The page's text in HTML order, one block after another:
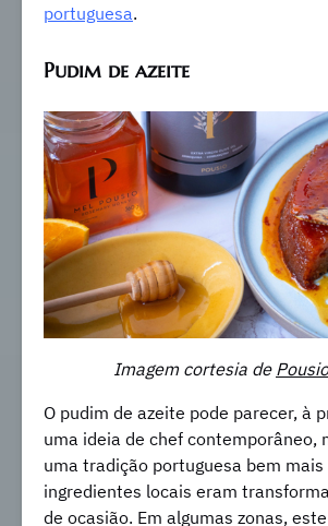
portuguesa.
Pudim de azeite
Imagem cortesia de
O pudim de azeite pode parecer, à
uma ideia de chef contemporâneo,
uma tradição portuguesa bem mais
ingredientes locais eram
de ocasião. Em algumas zonas,